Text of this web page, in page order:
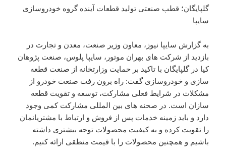
گلپایگان؛ قطب صنعتی تولید قطعات آینده گروه خودروسازی
سایپا
به گزارش سایپا نیوز، معاون وزیر صنعت، معدن و تجارت در
بازدید از شرکت های بهران موتور، سایپا پلوس، صنعت پژوهان
کیا در گلپایگان با تاکید بر حمایت وزارتخانه از صنعت قطعه
سازی و خودروسازی گفت: راه برون رفت صنعت خودرو از
مشکلات در شرایط فعلی مشارکت، توسعه و تقویت قطعه
سازان است. در صحنه های بین المللی مشارکت کمی وجود
دارد و باید زمینه خدمات پس از فروش و ارتباط با مشتریانمان
را تقویت کرده و به کیفیت محصولات توجه بیشتری داشته
باشیم و همچنین محصولات را با قیمت منطقی ارائه کنیم.